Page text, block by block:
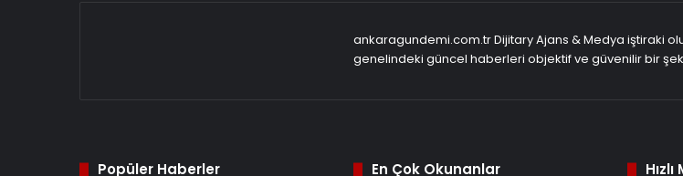
ankaragundemi.com.tr Dijitary Ajans & Medya iştiraki
genelindeki güncel haberleri objektif ve güvenilir bir
Popüler Haberler En Çok Okunanlar